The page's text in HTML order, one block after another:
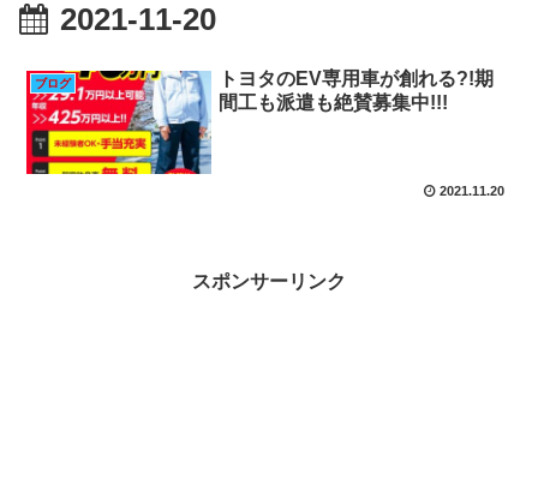
2021-11-20
ブログ
トヨタのEV専用車が創れる?!期
間工も派遣も絶賛募集中!!!
2021.11.20
スポンサーリンク